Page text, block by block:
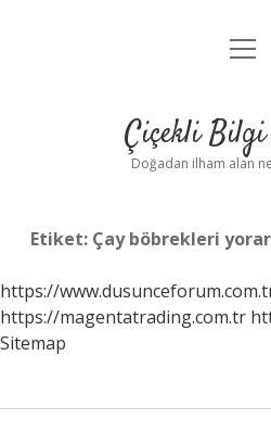
Anasayfa
Yasal
Çiçekli Bilgi
Doğadan ilham alan
Etiket: Çay böbrekleri yorar
https://
https://magentatrading.com.tr
Sitemap